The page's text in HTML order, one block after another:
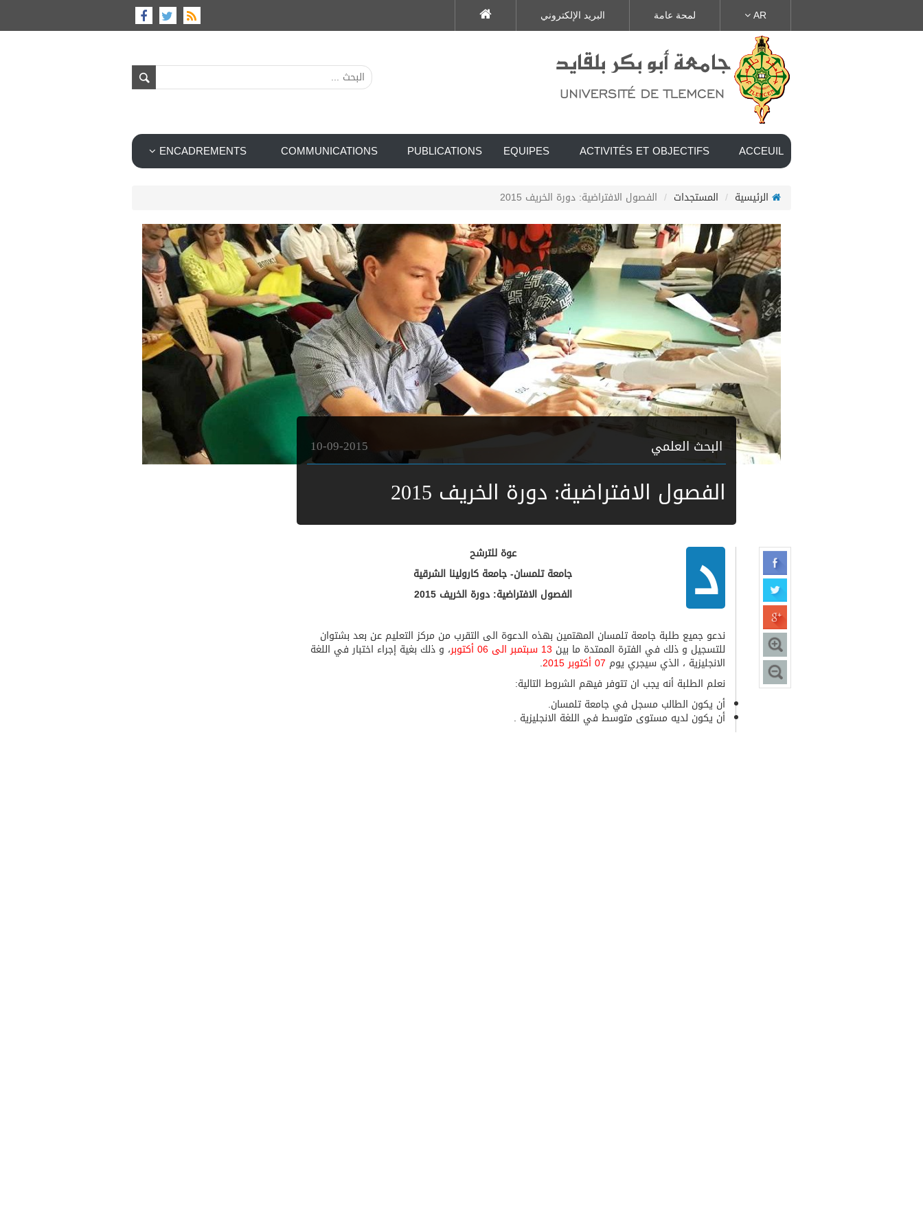
AR لمحة عامة البريد الإلكتروني
ACCEUIL
ACTIVITÉS ET OBJECTIFS
EQUIPES
PUBLICATIONS
COMMUNICATIONS
ENCADREMENTS
الرئيسية المستجدات الفصول الافتراضية: دورة الخريف 2015
البحث العلمي 10-09-2015
الفصول الافتراضية: دورة الخريف 2015
د
عوة للترشح
جامعة تلمسان- جامعة كارولينا الشرقية
الفصول الافتراضية: دورة الخريف 2015
ندعو جميع طلبة جامعة تلمسان المهتمين بهذه الدعوة الى التقرب من مركز التعليم عن بعد بشتوان
للتسجيل و ذلك في الفترة الممتدة ما بين 13 سبتمبر الى 06 أكتوبر ، و ذلك بغية إجراء اختبار في اللغة
الانجليزية ، الذي سيجري يوم 07 أكتوبر 2015
.
نعلم الطلبة أنه يجب ان تتوفر فيهم الشروط التالية:
أن يكون الطالب مسجل في جامعة تلمسان.
أن يكون لديه مستوى متوسط في اللغة الانجليزية .